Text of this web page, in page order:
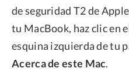
de seguridad T2 de
tu MacBook, haz clic en
esquina izquierda de tu
Acerca de este Mac.